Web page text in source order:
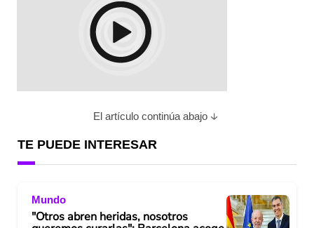
El artículo continúa abajo
TE PUEDE INTERESAR
Mundo
"Otros abren heridas, nosotros